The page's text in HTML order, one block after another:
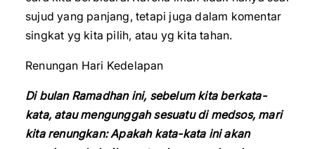
sujud yang panjang, tetapi juga dalam komentar
singkat yg kita pilih, atau yg kita tahan.
Renungan Hari Kedelapan
Di bulan Ramadhan ini, sebelum kita berkata-
kata, atau mengunggah sesuatu di medsos, mari
kita renungkan: Apakah kata-kata ini akan